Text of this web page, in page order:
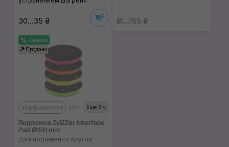
30...35 ₴ 81...155 ₴
Скидка
Продано
Еще 2
Ультрамягкая Мягкая Полутвёрдая
Подложка ZviZZer Interface
Pad Ø150 mm
Для абразивных кругов